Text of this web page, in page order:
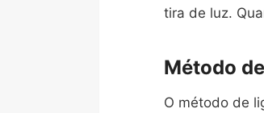
tira de luz.
Método
O método de